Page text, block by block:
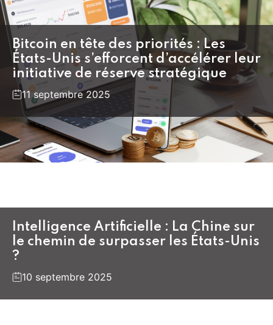
Bitcoin en tête des priorités : Les
États-Unis s’efforcent d’accélérer leur
initiative de réserve stratégique
11 septembre 2025
Intelligence Artificielle : La Chine sur
le chemin de surpasser les États-Unis
?
10 septembre 2025